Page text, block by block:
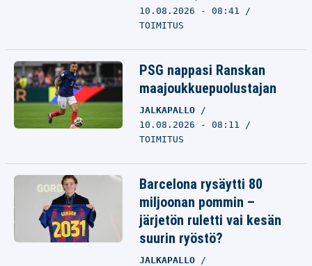
10.08.2026 - 08:41
TOIMITUS
PSG nappasi Ranskan
maajoukkuepuolustajan
JALKAPALLO
10.08.2026 - 08:11
TOIMITUS
Barcelona rysäytti 80
miljoonan pommin –
järjetön ruletti vai kesän
suurin ryöstö?
JALKAPALLO